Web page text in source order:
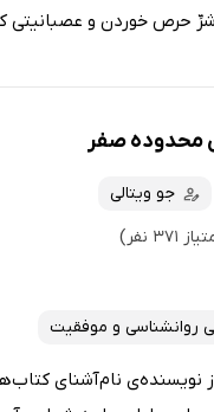
شرِّ حرص خوردن و عصبانیتی
محدوده صفر
جو ویتالی
۳۷۱ نفر)
روانشناسی و موفقیت
نویسنده‌ی نام‌آشنای